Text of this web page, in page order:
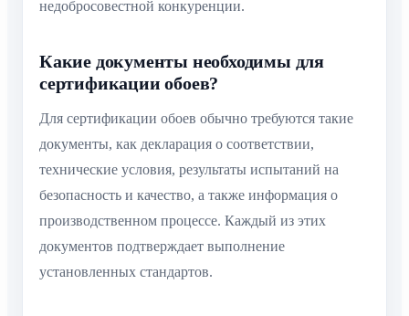
недобросовестной конкуренции.
Какие документы необходимы для
сертификации обоев?
Для сертификации обоев обычно требуются такие
документы, как декларация о соответствии,
технические условия, результаты испытаний на
безопасность и качество, а также информация о
производственном процессе. Каждый из этих
документов подтверждает выполнение
установленных стандартов.